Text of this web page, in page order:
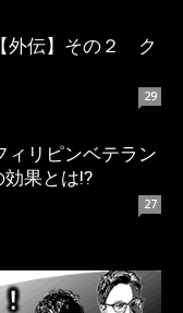
外伝】その２ ク
29
ィリピンベテラン
果とは!?
27